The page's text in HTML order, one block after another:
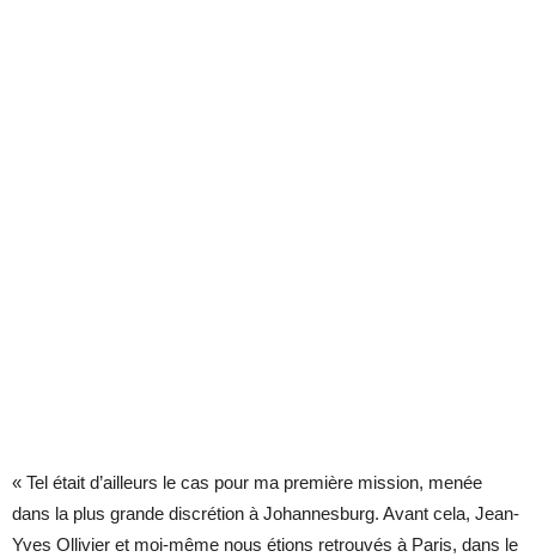
« Tel était d’ailleurs le cas pour ma première mission, menée
dans la plus grande discrétion à Johannesburg. Avant cela, Jean-
Yves Ollivier et moi-même nous étions retrouvés à Paris, dans le